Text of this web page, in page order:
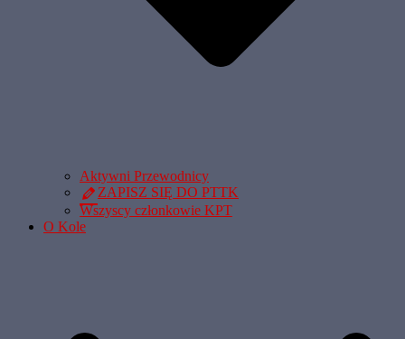
Aktywni Przewodnicy
ZAPISZ SIĘ DO PTTK
Wszyscy członkowie KPT
O Kole